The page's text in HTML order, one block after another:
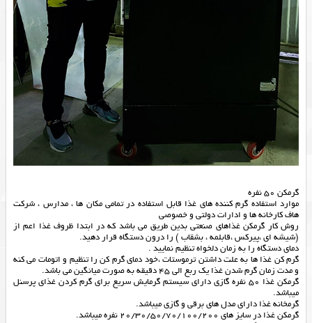
گرمکن 50 نفره
موارد استفاده گرم کننده های غذا قابل استفاده در تمامی مکان ها ، مدارس ، شرکت
هاف کارخانه ها و ادارات دولتی و خصوصی
روش کار گرمکن غذاهای صنعتی بدین طریق می باشد که در ابتدا ظروف غذا اعم از
(شیشه ای ،پیرکس ،قابلمه ، بشقاب ) را درون دستگاه قرار دهید.
دمای دستگاه را به زمان دلخواه تنظیم نمایید .
گرم کن غذا ها به علت داشتن ترموستات ،خود دمای گرم کن را تنظیم و اتومات می کنه
و مدت زمان گرم شدن غذا یک ربع الی 45 دقیقه به صورت میانگین می باشد.
گرمکن غذا 50 نفره گازی دارای سیستم گرمایش سریع برای گرم کردن غذای پرسنل
میباشد.
گرمخانه غذا دارای مدل های برقی و گازی میباشد.
گرمکن غذا در سایز های 20/30/50/70/100/200 نفره میباشد.